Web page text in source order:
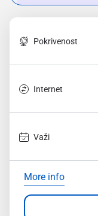
Pokrivenost
Internet
Važi
More info